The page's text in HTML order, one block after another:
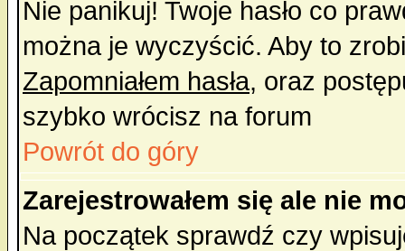
Nie panikuj! Twoje hasło co
można je wyczyścić. Aby to
Zapomniałem hasła, oraz
szybko wrócisz na forum
Powrót do góry
Zarejestrowałem się ale nie
Na początek sprawdź czy